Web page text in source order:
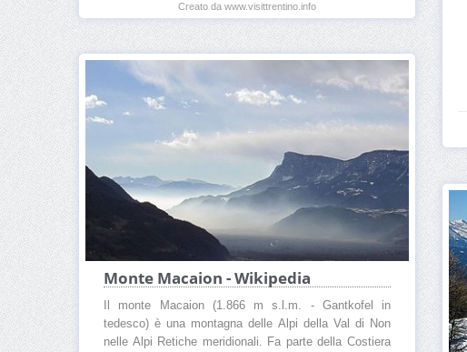
Creato da www.visittrentino.info
Monte Macaion - Wikipedia
Il monte Macaion (1.866 m s.l.m. - Gantkofel in
tedesco) è una montagna delle Alpi della Val di Non
nelle Alpi Retiche meridionali. Fa parte della Costiera